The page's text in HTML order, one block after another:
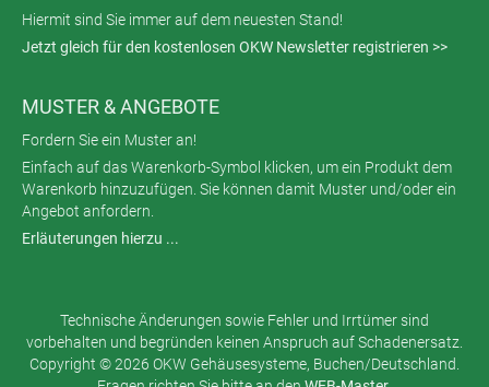
Hiermit sind Sie immer auf dem neuesten Stand!
Jetzt gleich für den kostenlosen OKW Newsletter registrieren >>
MUSTER & ANGEBOTE
Fordern Sie ein Muster an!
Einfach auf das Warenkorb-Symbol klicken, um ein Produkt dem
Warenkorb hinzuzufügen. Sie können damit Muster und/oder ein
Angebot anfordern.
Erläuterungen hierzu ...
Technische Änderungen sowie Fehler und Irrtümer sind
vorbehalten und begründen keinen Anspruch auf Schadenersatz.
Copyright © 2026 OKW Gehäusesysteme, Buchen/Deutschland.